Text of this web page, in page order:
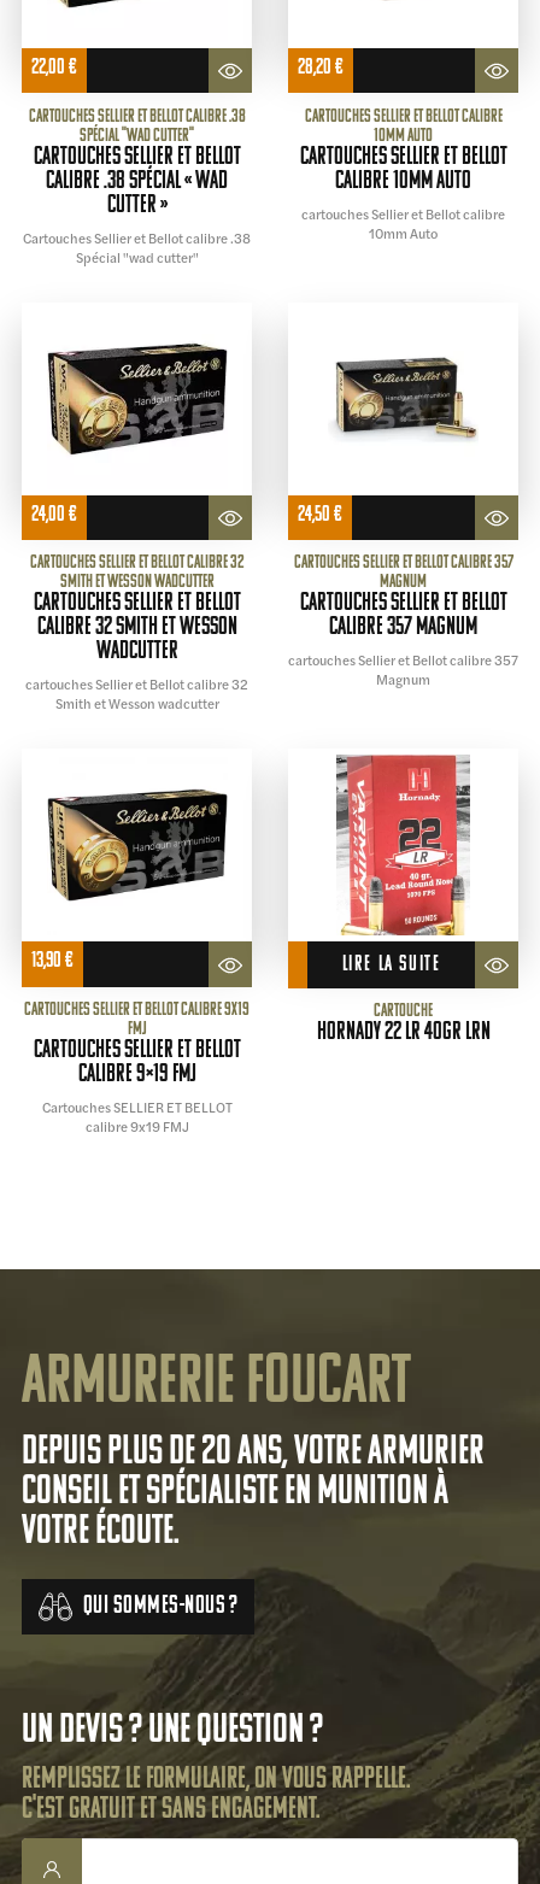
22,00 €
Cartouches Sellier et Bellot calibre .38
Spécial "wad cutter"
Cartouches Sellier et Bellot
calibre .38 Spécial « wad
cutter »
Cartouches Sellier et Bellot calibre .38
Spécial "wad cutter"
28,20 €
cartouches Sellier et Bellot calibre
10mm Auto
cartouches Sellier et Bellot
calibre 10mm Auto
cartouches Sellier et Bellot calibre
10mm Auto
24,00 €
cartouches Sellier et Bellot calibre 32
Smith et Wesson wadcutter
cartouches Sellier et Bellot
calibre 32 Smith et Wesson
wadcutter
cartouches Sellier et Bellot calibre 32
Smith et Wesson wadcutter
24,50 €
cartouches Sellier et Bellot calibre 357
Magnum
cartouches Sellier et Bellot
calibre 357 Magnum
cartouches Sellier et Bellot calibre 357
Magnum
13,90 €
Cartouches SELLIER ET BELLOT calibre 9x19
FMJ
Cartouches SELLIER ET BELLOT
calibre 9×19 FMJ
Cartouches SELLIER ET BELLOT
calibre 9x19 FMJ
LIRE LA SUITE
Cartouche
HORNADY 22 LR 40gr LRN
Armurerie Foucart
Depuis plus de 20 ans, votre armurier
conseil et spécialiste en munition à
votre écoute.
Qui sommes-nous ?
Un devis ? Une question ?
Remplissez le formulaire, on vous rappelle.
C'est gratuit et sans engagement.